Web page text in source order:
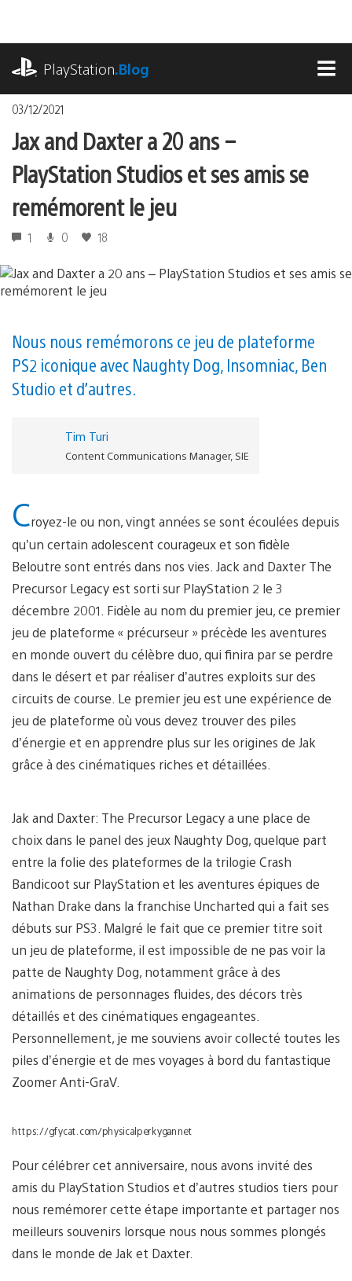
contenu
PlayStation.Blog
03/12/2021
Jax and Daxter a 20 ans –
PlayStation Studios et ses amis se
remémorent le jeu
1 0 18
Nous nous remémorons ce jeu de plateforme
PS2 iconique avec Naughty Dog, Insomniac, Ben
Studio et d’autres.
Tim Turi
Content Communications Manager, SIE
Croyez-le ou non, vingt années se sont écoulées depuis
qu’un certain adolescent courageux et son fidèle
Beloutre sont entrés dans nos vies. Jack and Daxter The
Precursor Legacy est sorti sur PlayStation 2 le 3
décembre 2001. Fidèle au nom du premier jeu, ce premier
jeu de plateforme « précurseur » précède les aventures
en monde ouvert du célèbre duo, qui finira par se perdre
dans le désert et par réaliser d’autres exploits sur des
circuits de course. Le premier jeu est une expérience de
jeu de plateforme où vous devez trouver des piles
d’énergie et en apprendre plus sur les origines de Jak
grâce à des cinématiques riches et détaillées.
Jak and Daxter: The Precursor Legacy a une place de
choix dans le panel des jeux Naughty Dog, quelque part
entre la folie des plateformes de la trilogie Crash
Bandicoot sur PlayStation et les aventures épiques de
Nathan Drake dans la franchise Uncharted qui a fait ses
débuts sur PS3. Malgré le fait que ce premier titre soit
un jeu de plateforme, il est impossible de ne pas voir la
patte de Naughty Dog, notamment grâce à des
animations de personnages fluides, des décors très
détaillés et des cinématiques engageantes.
Personnellement, je me souviens avoir collecté toutes les
piles d’énergie et de mes voyages à bord du fantastique
Zoomer Anti-GraV.
https://gfycat.com/physicalperkygannet
Pour célébrer cet anniversaire, nous avons invité des
amis du PlayStation Studios et d’autres studios tiers pour
nous remémorer cette étape importante et partager nos
meilleurs souvenirs lorsque nous nous sommes plongés
dans le monde de Jak et Daxter.